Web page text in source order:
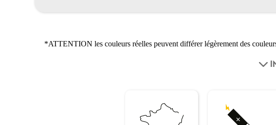
*ATTENTION les couleurs réelles peuvent différer légèrement des